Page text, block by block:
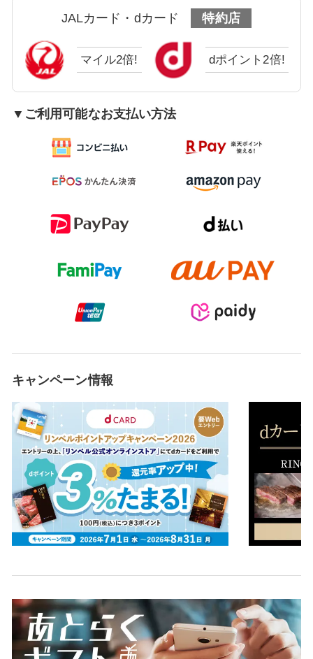
JALカード・dカード 特約店
マイル2倍! dポイント2倍!
▼ご利用可能なお支払い方法
キャンペーン情報